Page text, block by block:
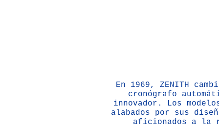
En 1969, ZENITH
cronógrafo
innovador. Los
alabados por sus
aficionados a la